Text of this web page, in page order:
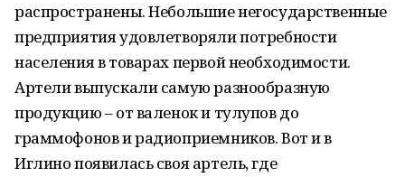
распространены. Небольшие негосударственные
предприятия удовлетворяли потребности
населения в товарах первой необходимости.
Артели выпускали самую разнообразную
продукцию – от валенок и тулупов до
граммофонов и радиоприемников. Вот и в
Иглино появилась своя артель, где